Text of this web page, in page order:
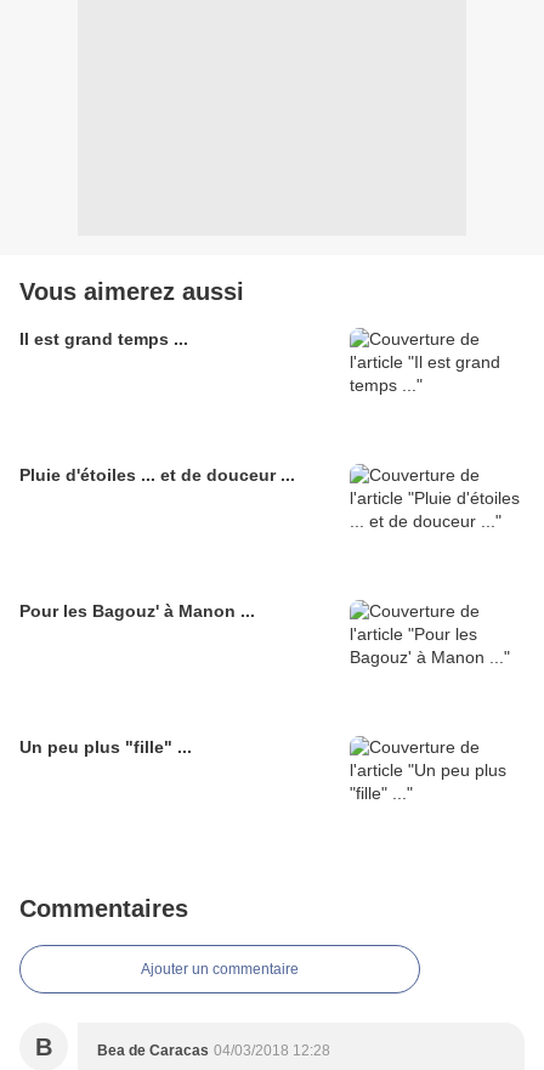
Vous aimerez aussi
Il est grand temps ...
Pluie d'étoiles ... et de douceur ...
Pour les Bagouz' à Manon ...
Un peu plus "fille" ...
Commentaires
Ajouter un commentaire
B Bea de Caracas 04/03/2018 12:28